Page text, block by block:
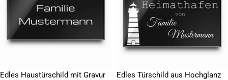
Edles Haustürschild mit Gravur
Edles Türschild aus Hochglanz